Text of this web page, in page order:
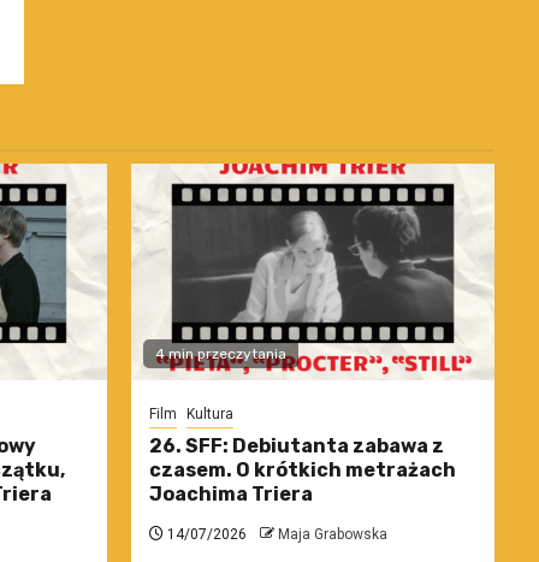
4 min przeczytania
Film Kultura
26. SFF: Debiutanta zabawa z
czasem. O krótkich metrażach
Joachima Triera
14/07/2026 Maja Grabowska